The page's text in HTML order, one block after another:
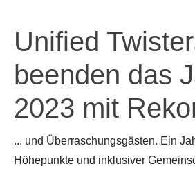
Unified
beenden das
2023 mit
... und Überraschungsgästen. Ein
Höhepunkte und inklusiver